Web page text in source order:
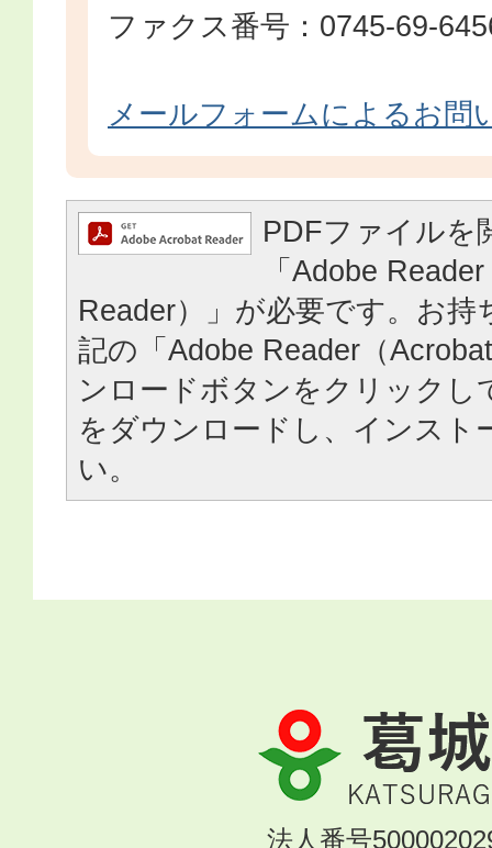
ファクス番号：0745-69-
メールフォームによるお問
PDFファイルを
「Adobe
Reader）」が必要です。お持
記の「Adobe Reader（
ンロードボタンをクリックし
をダウンロードし、インスト
い。
葛
城
市
KATSURAGI
法人番号